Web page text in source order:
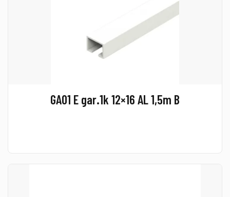
GA01 E gar.1k 12×16 AL 1,5m B